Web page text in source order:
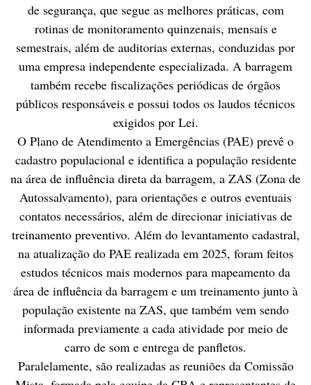
de segurança, que segue as melhores práticas, com
rotinas de monitoramento quinzenais, mensais e
semestrais, além de auditorias externas, conduzidas por
uma empresa independente especializada. A barragem
também recebe fiscalizações periódicas de órgãos
públicos responsáveis e possui todos os laudos técnicos
exigidos por Lei.
O Plano de Atendimento a Emergências (PAE) prevê o
cadastro populacional e identifica a população residente
na área de influência direta da barragem, a ZAS (Zona de
Autossalvamento), para orientações e outros eventuais
contatos necessários, além de direcionar iniciativas de
treinamento preventivo. Além do levantamento cadastral,
na atualização do PAE realizada em 2025, foram feitos
estudos técnicos mais modernos para mapeamento da
área de influência da barragem e um treinamento junto à
população existente na ZAS, que também vem sendo
informada previamente a cada atividade por meio de
carro de som e entrega de panfletos.
Paralelamente, são realizadas as reuniões da Comissão